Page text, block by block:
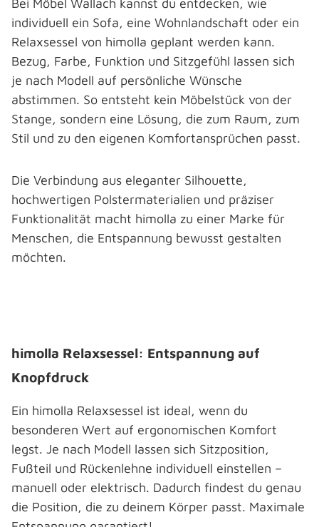
Bei Möbel Wallach kannst du entdecken, wie
individuell ein Sofa, eine Wohnlandschaft oder ein
Relaxsessel von himolla geplant werden kann.
Bezug, Farbe, Funktion und Sitzgefühl lassen sich
je nach Modell auf persönliche Wünsche
abstimmen. So entsteht kein Möbelstück von der
Stange, sondern eine Lösung, die zum Raum, zum
Stil und zu den eigenen Komfortansprüchen passt.
Die Verbindung aus eleganter Silhouette,
hochwertigen Polstermaterialien und präziser
Funktionalität macht himolla zu einer Marke für
Menschen, die Entspannung bewusst gestalten
möchten.
himolla Relaxsessel: Entspannung auf
Knopfdruck
Ein himolla Relaxsessel ist ideal, wenn du
besonderen Wert auf ergonomischen Komfort
legst. Je nach Modell lassen sich Sitzposition,
Fußteil und Rückenlehne individuell einstellen –
manuell oder elektrisch. Dadurch findest du genau
die Position, die zu deinem Körper passt. Maximale